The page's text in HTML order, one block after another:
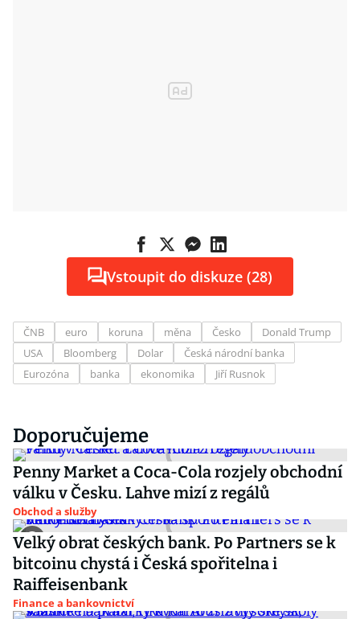
Vstoupit do diskuze (28)
ČNB euro koruna měna Česko
Donald Trump
USA
Bloomberg Dolar
Česká národní banka
Eurozóna
banka ekonomika Jiří Rusnok
Doporučujeme
Penny Market a Coca-Cola rozjely obchodní
válku v Česku. Lahve mizí z regálů
Obchod a služby
Velký obrat českých bank. Po Partners se k
bitcoinu chystá i Česká spořitelna i
Raiffeisenbank
Finance a bankovnictví